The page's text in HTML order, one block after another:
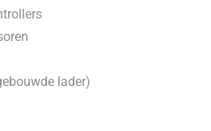
lader)